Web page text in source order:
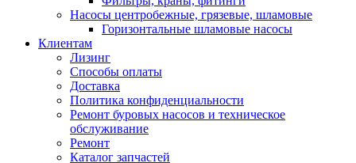
Насосы центробежные, грязевые, шламовые
Горизонтальные шламовые насосы
Клиентам
Лизинг
Способы оплаты
Доставка
Политика конфиденциальности
Ремонт буровых насосов и техническое
обслуживание
Ремонт
Каталог запчастей